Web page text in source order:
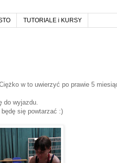
TUTORIALE i KURSY
w to uwierzyć po prawie 5
do wyjazdu.
się powtarzać :)